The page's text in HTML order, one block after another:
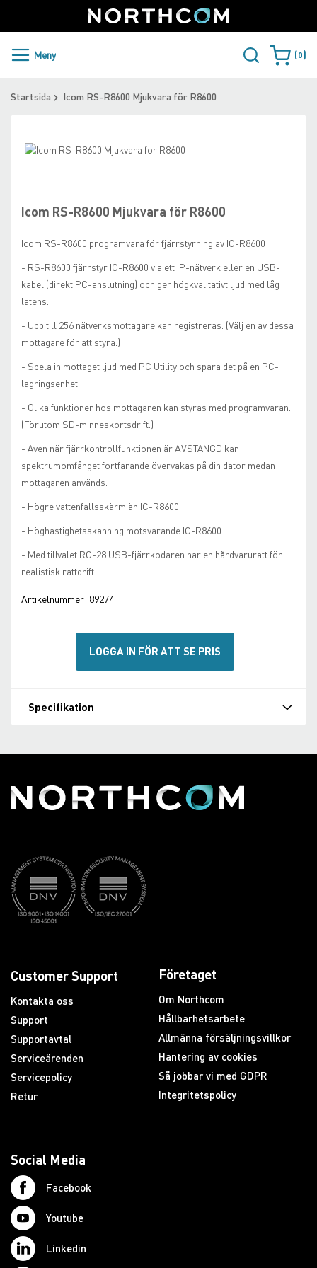
to
Content
Sweden
PRODUKTER OCH LÖSNINGAR
ÅTERFÖRSÄLJARE
Meny Varukorgen
0
Startsida Icom RS-R8600 Mjukvara för R8600
Icom RS-R8600 Mjukvara för R8600
Icom RS-R8600 programvara för fjärrstyrning av IC-R8600
- RS-R8600 fjärrstyr IC-R8600 via ett IP-nätverk eller en USB-
kabel (direkt PC-anslutning) och ger högkvalitativt ljud med låg
latens.
- Upp till 256 nätverksmottagare kan registreras. (Välj en av dessa
mottagare för att styra.)
- Spela in mottaget ljud med PC Utility och spara det på en PC-
lagringsenhet.
- Olika funktioner hos mottagaren kan styras med programvaran.
(Förutom SD-minneskortsdrift.)
- Även när fjärrkontrollfunktionen är AVSTÄNGD kan
spektrumomfånget fortfarande övervakas på din dator medan
mottagaren används.
- Högre vattenfallsskärm än IC-R8600.
- Höghastighetsskanning motsvarande IC-R8600.
- Med tillvalet RC-28 USB-fjärrkodaren har en hårdvaruratt för
realistisk rattdrift.
Artikelnummer: 89274
LOGGA IN FÖR ATT SE PRIS
Skip
the
gallery
beginning
of
images
gallery
Specifikation
Customer Support
Kontakta oss
Support
Supportavtal
Serviceärenden
Servicepolicy
Retur
Företaget
Om Northcom
Hållbarhetsarbete
Allmänna försäljningsvillkor
Hantering av cookies
Så jobbar vi med GDPR
Integritetspolicy
Social Media
Facebook
Youtube
Linkedin